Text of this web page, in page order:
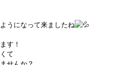
うになって来ましたね
す！
て